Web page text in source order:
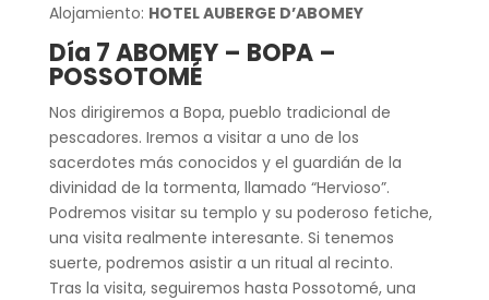
Alojamiento: HOTEL AUBERGE D’ABOMEY
Día 7 ABOMEY – BOPA –
POSSOTOMÉ
Nos dirigiremos a Bopa, pueblo tradicional de
pescadores. Iremos a visitar a uno de los
sacerdotes más conocidos y el guardián de la
divinidad de la tormenta, llamado “Hervioso”.
Podremos visitar su templo y su poderoso fetiche,
una visita realmente interesante. Si tenemos
suerte, podremos asistir a un ritual al recinto.
Tras la visita, seguiremos hasta Possotomé, una